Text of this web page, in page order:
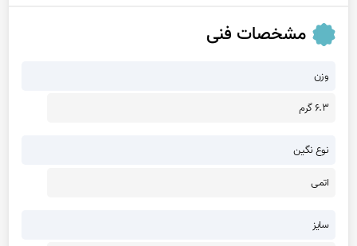
مشخصات فنی
وزن
6.3 گرم
نوع نگین
اتمی
سایز